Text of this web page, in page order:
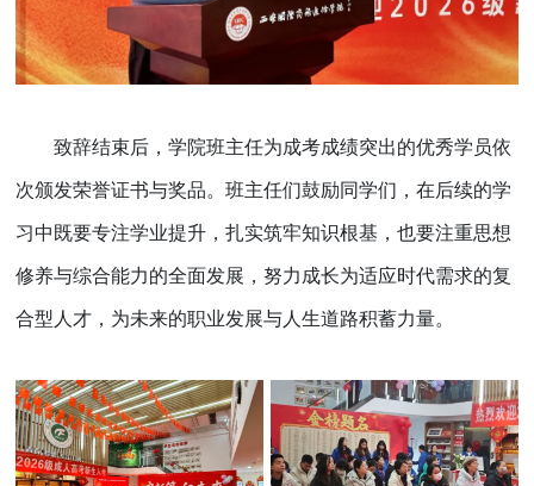
致辞结束后，学院班主任为成考成绩突出的优秀学员依
次颁发荣誉证书与奖品。班主任们鼓励同学们，在后续的学
习中既要专注学业提升，扎实筑牢知识根基，也要注重思想
修养与综合能力的全面发展，努力成长为适应时代需求的复
合型人才，为未来的职业发展与人生道路积蓄力量。